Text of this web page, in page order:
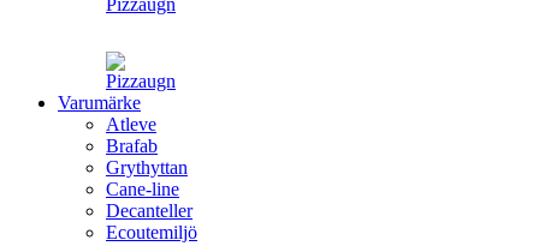
Pizzaugn
Varumärke
Atleve
Brafab
Grythyttan
Cane-line
Decanteller
Ecoutemiljö